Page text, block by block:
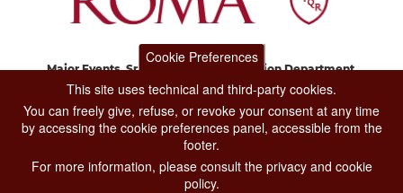
Major Events, Sport, Tourism and Fashion Department.
Via di San Basilio, 51
CONTACT CENTER TEL. 06 06 08
CONTATTA LA REDAZIONE
Cookie Preferences
This site uses technical and third-party cookies.
You can freely give, refuse, or revoke your consent at any time
by accessing the cookie preferences panel, accessible from the
footer.
For more information, please consult the privacy and cookie
policy.